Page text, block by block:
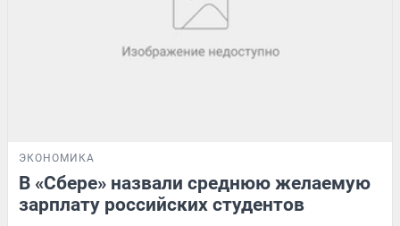
ЭКОНОМИКА
В «Сбере» назвали среднюю желаемую
зарплату российских студентов